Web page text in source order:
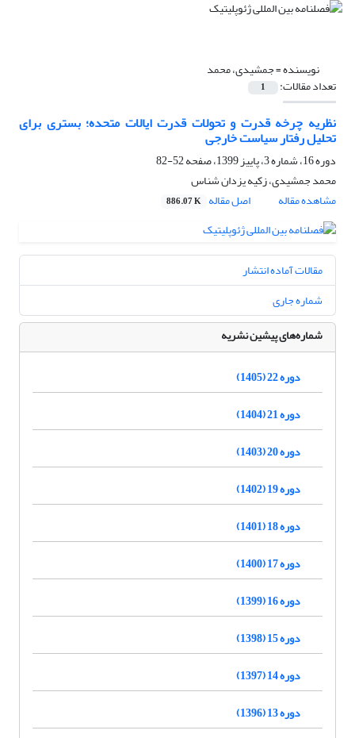
نویسنده =جمشیدی، محمد
تعداد مقالات: 1
نظریه چرخه قدرت و تحولات قدرت ایالات متحده؛ بستری برای
تحلیل رفتار سیاست خارجی
دوره 16، شماره 3، پاییز 1399، صفحه
52-82
محمد جمشیدی، زکیه یزدان شناس
مشاهده مقاله
اصل مقاله 886.07 K
مقالات آماده انتشار
شماره جاری
شماره‌های پیشین نشریه
دوره 22 (1405)
دوره 21 (1404)
دوره 20 (1403)
دوره 19 (1402)
دوره 18 (1401)
دوره 17 (1400)
دوره 16 (1399)
دوره 15 (1398)
دوره 14 (1397)
دوره 13 (1396)